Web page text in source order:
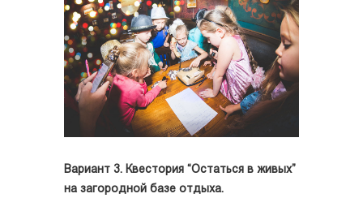
Вариант 3. Квестория “Остаться в живых”
на загородной базе отдыха.